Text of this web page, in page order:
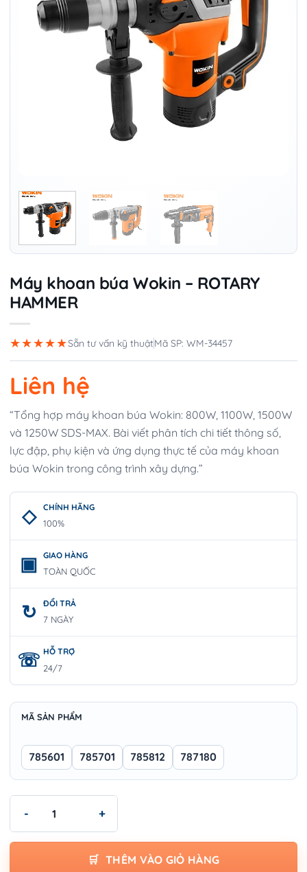
Máy khoan búa Wokin – ROTARY
HAMMER
★★★★★Sẵn tư vấn kỹ thuậtMã SP: WM-34457
Liên hệ
“Tổng hợp máy khoan búa Wokin: 800W, 1100W, 1500W
và 1250W SDS-MAX. Bài viết phân tích chi tiết thông số,
lực đập, phụ kiện và ứng dụng thực tế của máy khoan
búa Wokin trong công trình xây dựng.”
CHÍNH HÃNG
100%
GIAO HÀNG
TOÀN QUỐC
ĐỔI TRẢ
7 NGÀY
HỖ TRỢ
24/7
MÃ SẢN PHẨM
785601 785701 785812 787180
THÊM VÀO GIỎ HÀNG